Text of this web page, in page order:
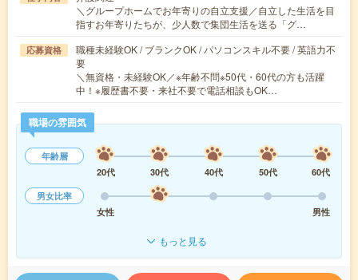
＼グループホームでお年寄りの自立支援／自立した生活を目
指すお年寄りたちが、少人数で集団生活を送る「グ…
応募資格
職種未経験OK / ブランクOK / パソコンスキル不要 / 英語力不
要
＼無資格・未経験OK／※年齢不問※50代・60代の方も活躍
中！※履歴書不要・来社不要で電話相談もOK…
職場の雰囲気
年齢層
20代
30代 40代 50代
60代
男女比率
女性
男性
もっと見る